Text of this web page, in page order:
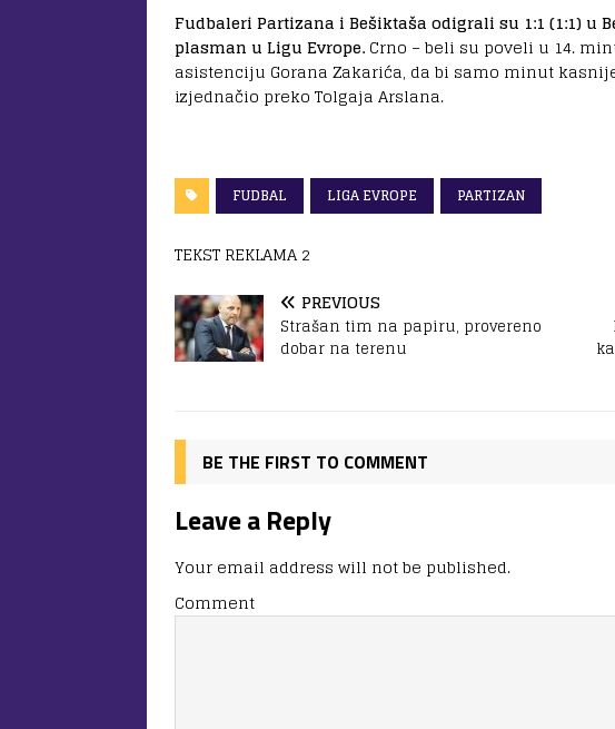
Fudbaleri Partizana i Bešiktaša odigrali su 1:1 (1:1) u
plasman u Ligu Evrope. Crno – beli su poveli u 14.
asistenciju Gorana Zakarića, da bi samo minut
izjednačio preko Tolgaja Arslana.
FUDBAL LIGA EVROPE PARTIZAN
TEKST REKLAMA 2
PREVIOUS
Strašan tim na papiru, provereno
dobar na terenu
BE THE FIRST TO COMMENT
Leave a Reply
Your email address will not be published.
Comment